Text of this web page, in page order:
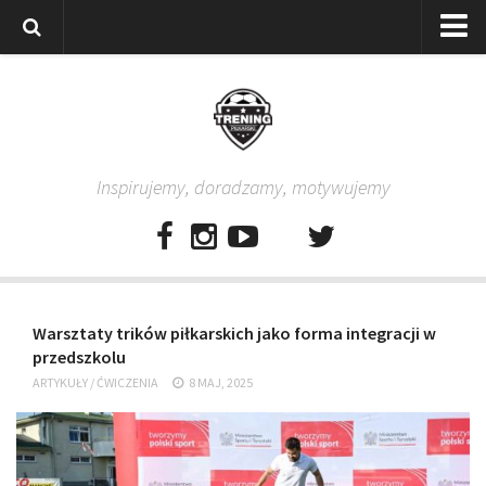
Rodzice
Baza ćwiczeń
Pro Training
Aplikacja
Aplikacja Pro Training – Trening Piłkarski
Plan treningowy “Piłkarski W-F w domu”
Inspirujemy, doradzamy, motywujemy
​Warsztaty trików piłkarskich jako forma integracji w
przedszkolu
ARTYKUŁY / ĆWICZENIA 8 MAJ, 2025